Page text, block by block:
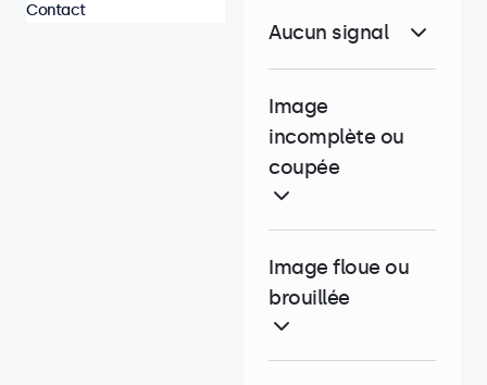
Aucun signal
Image
incomplète ou
coupée
Image floue ou
brouillée
Contact